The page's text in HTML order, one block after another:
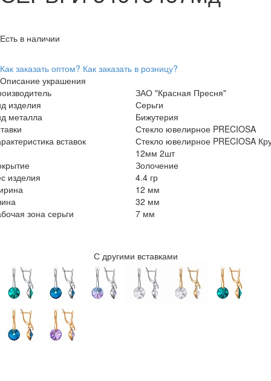
Есть в наличии
Как заказать оптом? Как заказать в розницу?
Описание украшения
ЗАО "Красная Пресня"
изделия
Серьги
металла
Бижутерия
Стекло ювелирное PRECIOSA
вставок
Стекло ювелирное PRECIOSA
12мм 2шт
Золочение
изделия
4.4 гр
12 мм
32 мм
зона серьги
7 мм
С другими вставками